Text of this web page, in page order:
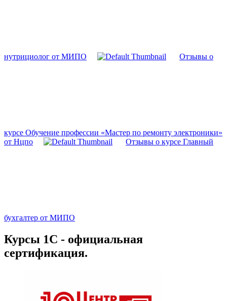
нутрициолог от МИПО Отзывы о
курсе Обучение профессии «Мастер по ремонту электроники»
от Нцпо
Отзывы о курсе Главный
бухгалтер от МИПО
Курсы 1С - официальная
сертификация.